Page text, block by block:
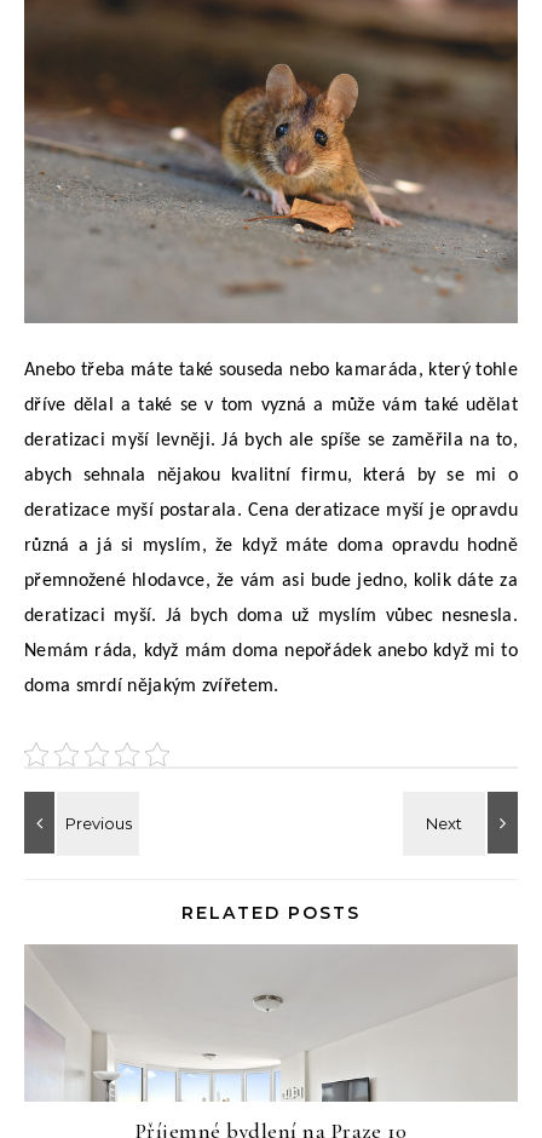
Anebo třeba máte také souseda nebo kamaráda, který tohle
dříve dělal a také se v tom vyzná a může vám také udělat
deratizaci myší levněji. Já bych ale spíše se zaměřila na to,
abych sehnala nějakou kvalitní firmu, která by se mi o
deratizace myší postarala. Cena deratizace myší je opravdu
různá a já si myslím, že když máte doma opravdu hodně
přemnožené hlodavce, že vám asi bude jedno, kolik dáte za
deratizaci myší. Já bych doma už myslím vůbec nesnesla.
Nemám ráda, když mám doma nepořádek anebo když mi to
doma smrdí nějakým zvířetem.
RELATED POSTS
Příjemné bydlení na Praze 10